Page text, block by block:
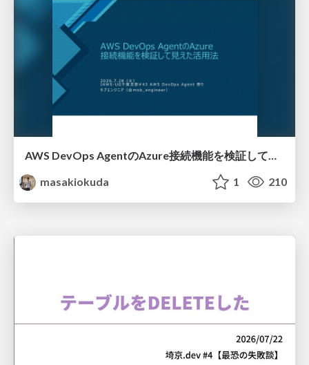
AWS DevOps AgentのAzure接続機能を検証して見えた活用法／Use Cases Verified for the AWS DevOps Agent's Azure Connectivity Feature
masakiokuda
1 210